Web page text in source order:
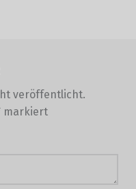
veröffentlicht.
markiert